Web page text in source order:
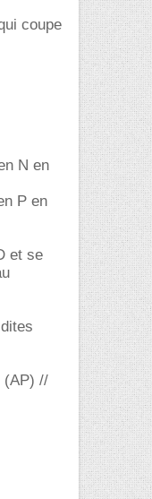
coupe
N en
P en
et se
(AP) //